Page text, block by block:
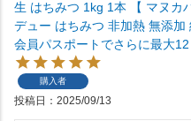
生 はちみつ 1kg 1本 【 マヌカ
デュー はちみつ 非加熱 無添加
会員パスポートでさらに最大12
購入者
投稿日 2025/09/13